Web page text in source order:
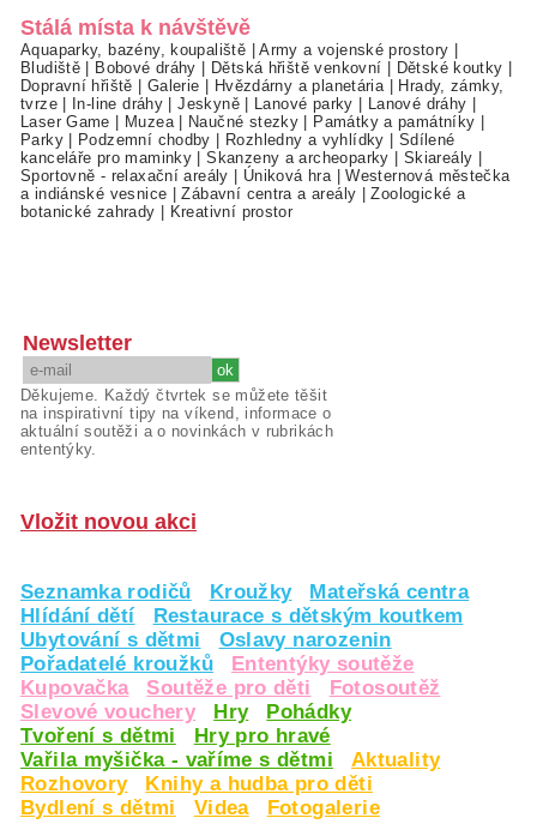
Stálá místa k návštěvě
Aquaparky, bazény, koupaliště |Army a vojenské prostory
Bludiště
Bobové dráhy Dětská hřiště venkovní Dětské koutky
Dopravní hřiště
Galerie Hvězdárny a planetária
Hrady, zámky,
tvrze| In-line dráhy |Jeskyně| Lanové parky Lanové dráhy
Laser Game
Muzea| Naučné stezky Památky a památníky
Parky| Podzemní chodby Rozhledny a vyhlídky
Sdílené
kanceláře pro maminky |Skanzeny a archeoparky Skiareály
Sportovně - relaxační areály
Úniková hra |Westernová městečka
a indiánské vesnice |Zábavní centra a areály |Zoologické a
botanické zahrady
Kreativní prostor
Newsletter
Děkujeme. Každý čtvrtek se můžete těšit
na inspirativní tipy na víkend, informace o
aktuální soutěži a o novinkách v rubrikách
ententýky.
Vložit novou akci
Seznamka rodičů Kroužky
Mateřská centra
Hlídání dětí
Restaurace s dětským koutkem
Ubytování s dětmi
Oslavy narozenin
Pořadatelé kroužků
Ententýky soutěže
Kupovačka
Soutěže pro děti
Fotosoutěž
Slevové vouchery
Hry
Pohádky
Tvoření s dětmi
Hry pro hravé
Vařila myšička - vaříme s dětmi
Aktuality
Rozhovory
Knihy a hudba pro děti
Bydlení s dětmi
Videa
Fotogalerie